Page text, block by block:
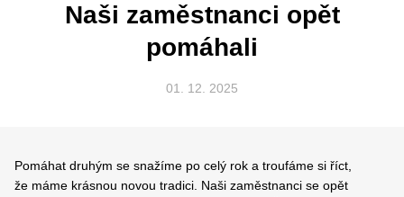
Naši zaměstnanci opět
pomáhali
01. 12. 2025
Pomáhat druhým se snažíme po celý rok a troufáme si říct,
že máme krásnou novou tradici. Naši zaměstnanci se opět